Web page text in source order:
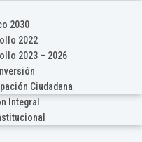
2030
2022
2023 – 2026
Ciudadana
Integral